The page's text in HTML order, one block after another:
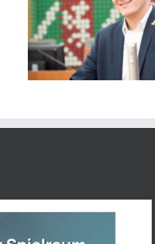
Mein